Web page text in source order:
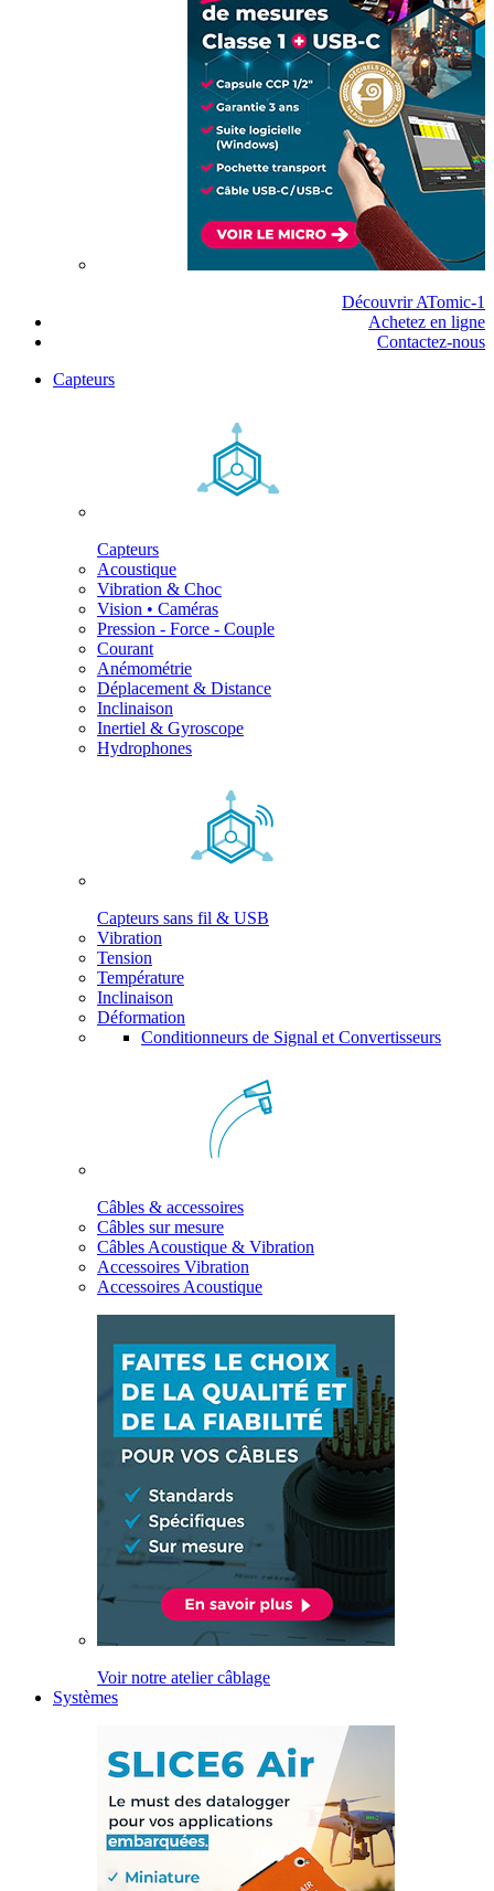
Découvrir ATomic-1
Achetez en ligne
Contactez-nous
Capteurs
Capteurs
Acoustique
Vibration & Choc
Vision • Caméras
Pression - Force - Couple
Courant
Anémométrie
Déplacement & Distance
Inclinaison
Inertiel & Gyroscope
Hydrophones
Capteurs sans fil & USB
Vibration
Tension
Température
Inclinaison
Déformation
Conditionneurs de Signal et Convertisseurs
Câbles & accessoires
Câbles sur mesure
Câbles Acoustique & Vibration
Accessoires Vibration
Accessoires Acoustique
Voir notre atelier câblage
Systèmes